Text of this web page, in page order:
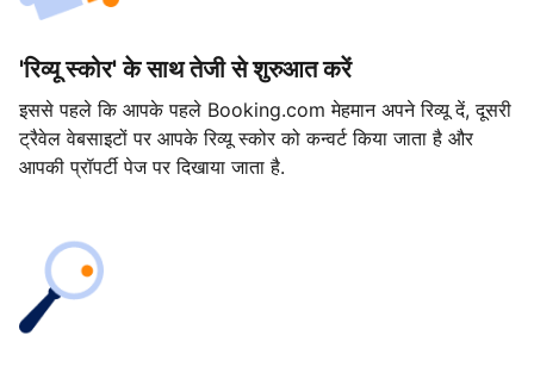
'रिव्यू स्कोर' के साथ तेजी से शुरुआत करें
इससे पहले कि आपके पहले Booking.com मेहमान अपने रिव्यू दें, दूसरी
ट्रैवेल वेबसाइटों पर आपके रिव्यू स्कोर को कन्वर्ट किया जाता है और
आपकी प्रॉपर्टी पेज पर दिखाया जाता है.